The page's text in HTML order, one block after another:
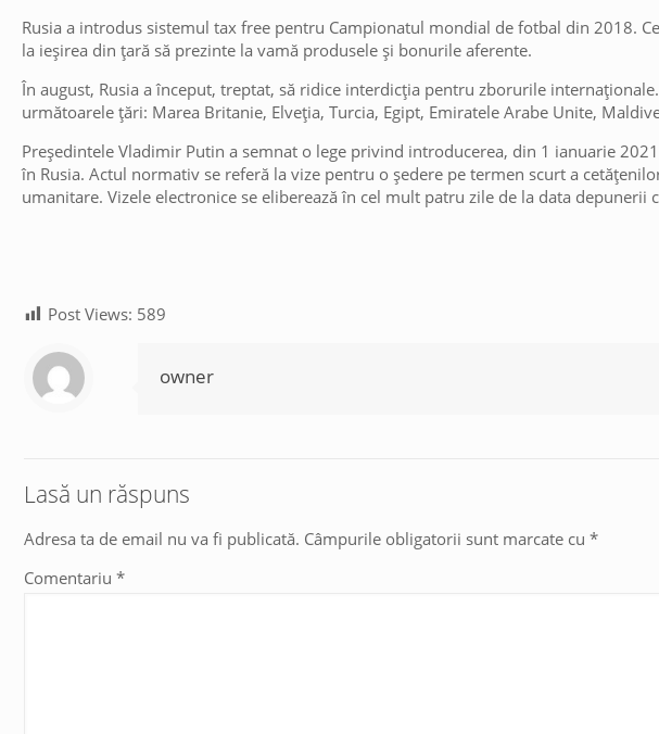
Rusia a introdus sistemul tax free pentru Campionatul mondial de fotbal din 2018.
la ieșirea din țară să prezinte la vamă produsele și bonurile aferente.
În august, Rusia a început, treptat, să ridice interdicția pentru zborurile
următoarele țări: Marea Britanie, Elveția, Turcia, Egipt, Emiratele Arabe Unite,
Președintele Vladimir Putin a semnat o lege privind introducerea, din 1 ianuarie
în Rusia. Actul normativ se referă la vize pentru o ședere pe termen scurt a
umanitare. Vizele electronice se eliberează în cel mult patru zile de la data depunerii
Post Views: 589
owner
Lasă un răspuns
Adresa ta de email nu va fi publicată. Câmpurile obligatorii sunt marcate cu *
Comentariu *